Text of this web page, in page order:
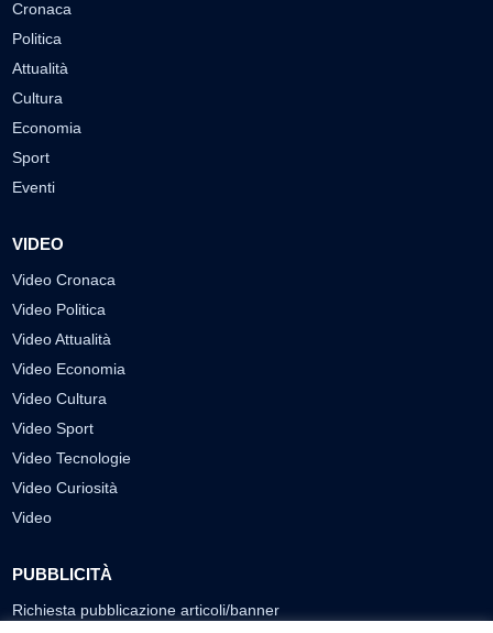
Cronaca
Politica
Attualità
Cultura
Economia
Sport
Eventi
VIDEO
Video Cronaca
Video Politica
Video Attualità
Video Economia
Video Cultura
Video Sport
Video Tecnologie
Video Curiosità
Video
PUBBLICITÀ
Richiesta pubblicazione articoli/banner